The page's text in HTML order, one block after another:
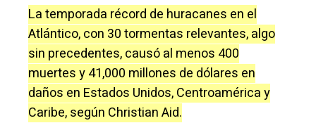
La temporada récord de huracanes en el
Atlántico, con 30 tormentas relevantes, algo
sin precedentes, causó al menos 400
muertes y 41,000 millones de dólares en
daños en Estados Unidos, Centroamérica y
Caribe, según Christian Aid.